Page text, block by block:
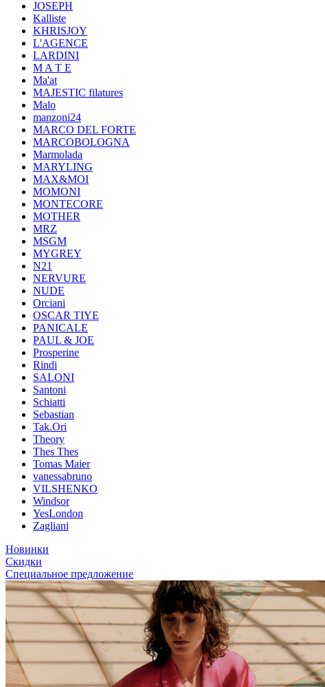
JOSEPH
Kalliste
KHRISJOY
L'AGENCE
LARDINI
M A T E
Ma'at
MAJESTIC filatures
Malo
manzoni24
MARCO DEL FORTE
MARCOBOLOGNA
Marmolada
MARYLING
MAX&MOI
MOMONI
MONTECORE
MOTHER
MRZ
MSGM
MYGREY
N21
NERVURE
NUDE
Orciani
OSCAR TIYE
PANICALE
PAUL & JOE
Prosperine
Rindi
SALONI
Santoni
Schiatti
Sebastian
Tak.Ori
Theory
Thes Thes
Tomas Maier
vanessabruno
VILSHENKO
Windsor
YesLondon
Zagliani
Новинки
Скидки
Специальное предложение